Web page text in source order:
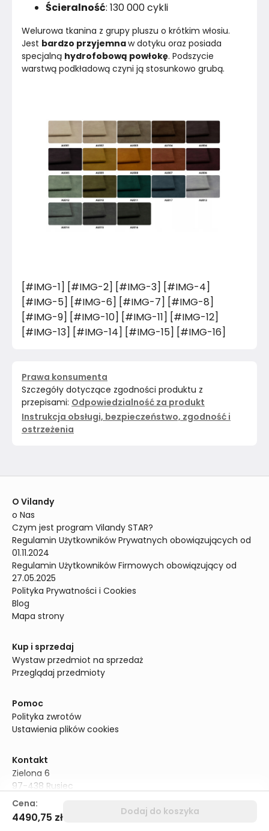
Ścieralność: 130 000 cykli
Welurowa tkanina z grupy pluszu o krótkim włosiu.
Jest bardzo przyjemna w dotyku oraz posiada
specjalną hydrofobową powłokę. Podszycie
warstwą podkładową czyni ją stosunkowo grubą.
[#IMG-1] [#IMG-2] [#IMG-3] [#IMG-4]
[#IMG-5] [#IMG-6] [#IMG-7] [#IMG-8]
[#IMG-9] [#IMG-10] [#IMG-11] [#IMG-12]
[#IMG-13] [#IMG-14] [#IMG-15] [#IMG-16]
Cena:
4490,75 zł Dodaj do koszyka
Prawa konsumenta
Szczegóły dotyczące zgodności produktu z
przepisami: Odpowiedzialność za produkt
Instrukcja obsługi, bezpieczeństwo, zgodność i
ostrzeżenia
O Vilandy
o Nas
Czym jest program Vilandy STAR?
Regulamin Użytkowników Prywatnych obowiązujących od
01.11.2024
Regulamin Użytkowników Firmowych obowiązujący od
27.05.2025
Polityka Prywatności i Cookies
Blog
Mapa strony
Kup i sprzedaj
Wystaw przedmiot na sprzedaż
Przeglądaj przedmioty
Pomoc
Polityka zwrotów
Ustawienia plików cookies
Kontakt
Zielona 6
97-438 Rusiec
Polska
NIP: 5252772868
Infolinia: +48 690 318 881